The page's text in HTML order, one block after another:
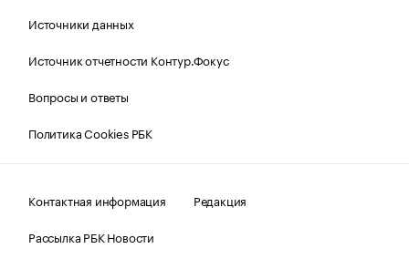
Источники данных
Источник отчетности Контур.Фокус
Вопросы и ответы
Политика Cookies РБК
Контактная информация
Редакция
Рассылка РБК Новости